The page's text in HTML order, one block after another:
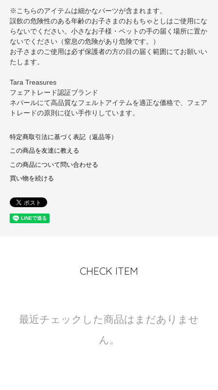
※こちらのアイテムは細かなパーツが含まれます。
誤飲の危険性のある年齢のお子さまのおもちゃとしはご使用にな
らないでください。小さなお子様・ペットの手の届く場所に置か
ないでください（窒息の危険があり危険です。）
お子さまのご使用は必ず保護者の方の目の届く範囲にてお願いい
たします。
Tara Treasures
フェアトレード認証ブランド
ネパールにて高品質なフェルトアイテムを適正な価格で、フェア
トレードの原則に従い手作りしています。
特定商取引法に基づく表記（返品等）
この商品を友達に教える
この商品について問い合わせる
買い物を続ける
CHECK ITEM
最近チェックした商品はまだありませ
ん。